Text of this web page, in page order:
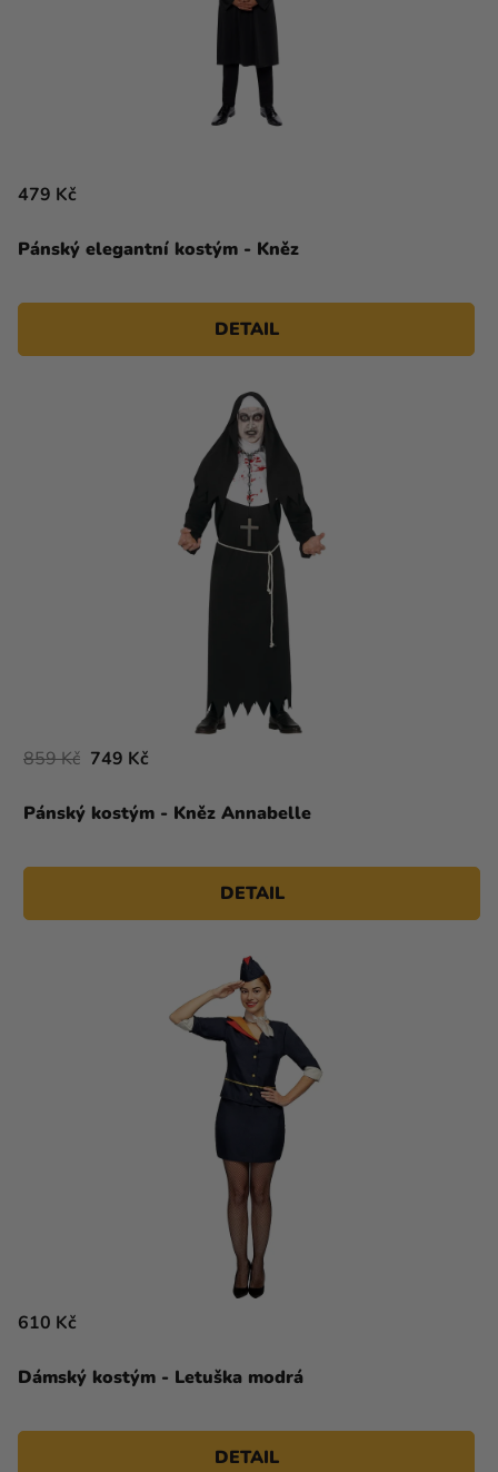
Pánský elegantní kostým - Kněz
479 Kč
DETAIL
Pánský kostým - Kněz Annabelle
859 Kč 749 Kč
DETAIL
Dámský kostým - Letuška modrá
610 Kč
DETAIL